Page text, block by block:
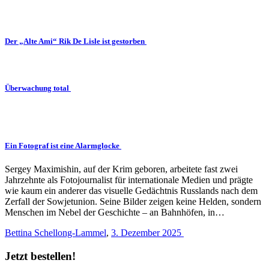
Der „Alte Ami“ Rik De Lisle ist gestorben
Überwachung total
Ein Fotograf ist eine Alarmglocke
Sergey Maximishin, auf der Krim geboren, arbeitete fast zwei
Jahrzehnte als Fotojournalist für internationale Medien und prägte
wie kaum ein anderer das visuelle Gedächtnis Russlands nach dem
Zerfall der Sowjetunion. Seine Bilder zeigen keine Helden, sondern
Menschen im Nebel der Geschichte – an Bahnhöfen, in…
Bettina Schellong-Lammel, 3. Dezember 2025
Jetzt bestellen!